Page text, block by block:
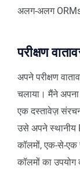
अलग-अलग ORMs
परीक्षण
अपने परीक्षण
चलाया। मैंने
एक दस्तावेज़
उसे अपने स्थानीय
कॉलमों, एक-से-
कॉलमों का उपयोग